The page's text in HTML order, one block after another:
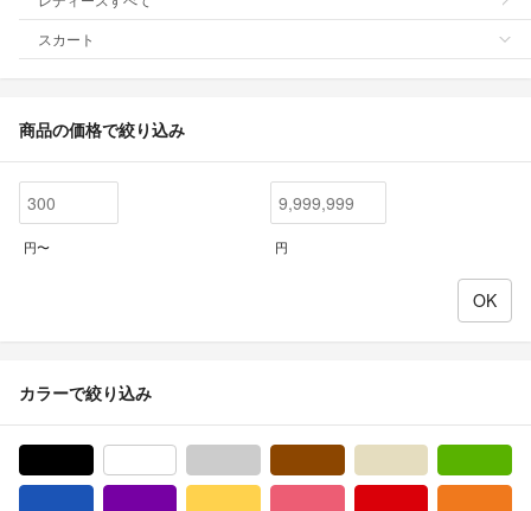
スカート
商品の価格で絞り込み
円〜 円
カラーで絞り込み